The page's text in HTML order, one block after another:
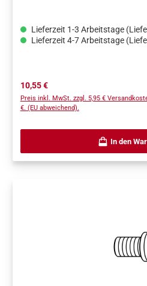
Lieferzeit 1-3 Arbeitstage
Lieferzeit 4-7 Arbeitstage
Regulärer Preis:
10,55 €
Preis inkl. MwSt. zzgl. 5,95 €
€. (EU abweichend).
In den